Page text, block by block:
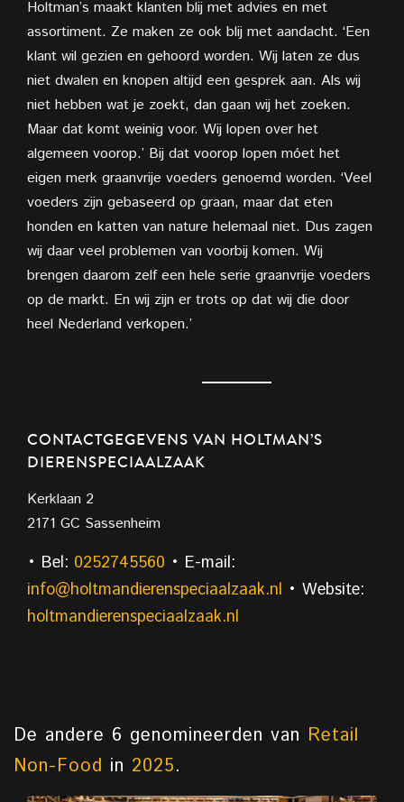
Holtman’s maakt klanten blij met advies en met
assortiment. Ze maken ze ook blij met aandacht. ‘Een
klant wil gezien en gehoord worden. Wij laten ze dus
niet dwalen en knopen altijd een gesprek aan. Als wij
niet hebben wat je zoekt, dan gaan wij het zoeken.
Maar dat komt weinig voor. Wij lopen over het
algemeen voorop.’ Bij dat voorop lopen móet het
eigen merk graanvrije voeders genoemd worden. ‘Veel
voeders zijn gebaseerd op graan, maar dat eten
honden en katten van nature helemaal niet. Dus zagen
wij daar veel problemen van voorbij komen. Wij
brengen daarom zelf een hele serie graanvrije voeders
op de markt. En wij zijn er trots op dat wij die door
heel Nederland verkopen.’
CONTACTGEGEVENS VAN HOLTMAN’S
DIERENSPECIAALZAAK
Kerklaan 2
2171 GC Sassenheim
• Bel: 0252745560 • E-mail:
info@holtmandierenspeciaalzaak.nl • Website:
holtmandierenspeciaalzaak.nl
De andere 6 genomineerden van Retail
Non-Food in 2025.